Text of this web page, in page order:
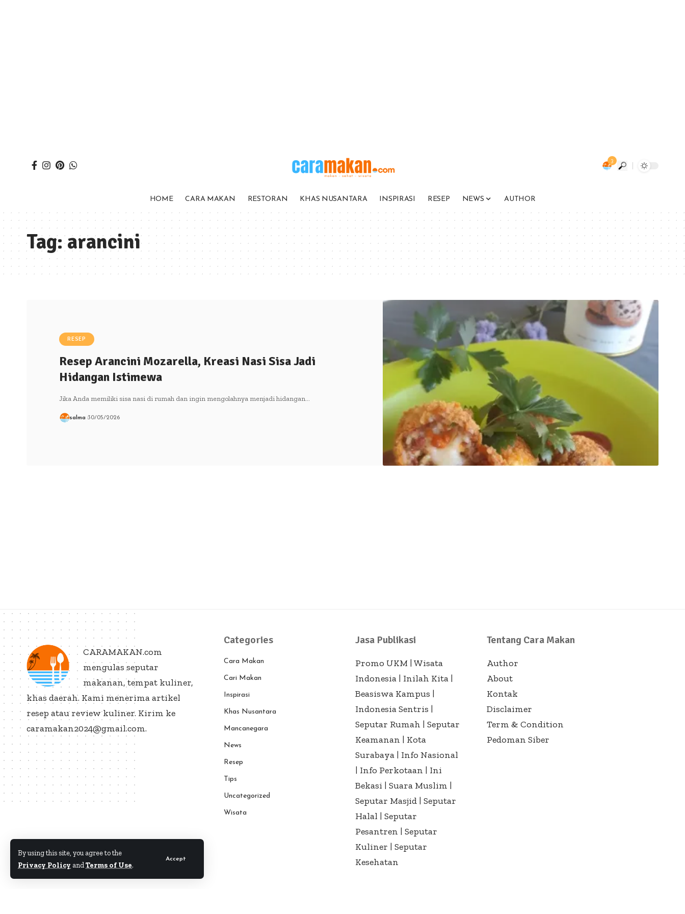
By using this site, you agree to the
Privacy Policy andTerms of Use.
Accept
3
HOME CARA MAKAN RESTORAN KHAS NUSANTARA INSPIRASI RESEP NEWS AUTHOR
Tag:arancini
RESEP
Resep Arancini Mozarella, Kreasi Nasi Sisa Jadi
Hidangan Istimewa
Jika Anda memiliki sisa nasi di rumah dan ingin mengolahnya menjadi hidangan…
salma 30/05/2026
CARAMAKAN.com
mengulas seputar
makanan, tempat kuliner,
khas daerah. Kami menerima artikel
resep atau review kuliner. Kirim ke
caramakan2024@gmail.com.
Categories
Cara Makan
Cari Makan
Inspirasi
Khas Nusantara
Mancanegara
News
Resep
Tips
Uncategorized
Wisata
Jasa Publikasi
Promo UKM | Wisata
Indonesia | Inilah Kita |
Beasiswa Kampus |
Indonesia Sentris |
Seputar Rumah | Seputar
Keamanan | Kota
Surabaya | Info Nasional
| Info Perkotaan | Ini
Bekasi | Suara Muslim |
Seputar Masjid | Seputar
Halal | Seputar
Pesantren | Seputar
Kuliner | Seputar
Kesehatan
Tentang Cara Makan
Author
About
Kontak
Disclaimer
Term & Condition
Pedoman Siber